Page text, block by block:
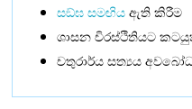
සඞ්‌ඝ සමඟියඇති කිරීම
ශාසන චිරස්ථිතියට
චතුරාර්ය සත්‍යය